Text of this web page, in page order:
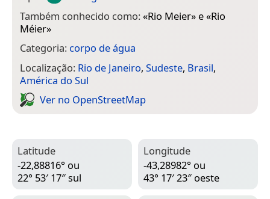
Também conhecido como:«Rio Meier» e «Rio
Méier»
Categoria: corpo de água
Localização: Rio de Janeiro, Sudeste, Brasil,
América do Sul
Ver no Open­Street­Map
Latitude
-22,88816° ou
22° 53′ 17″ sul
Longitude
-43,28982° ou
43° 17′ 23″ oeste